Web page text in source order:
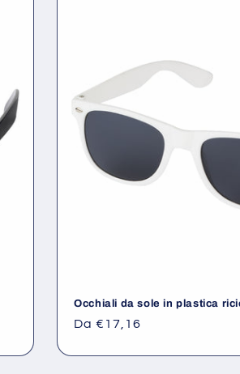
Occhiali da sole in plastica
Prezzo
Da €17,16